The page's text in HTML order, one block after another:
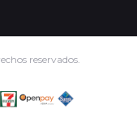
reservados.